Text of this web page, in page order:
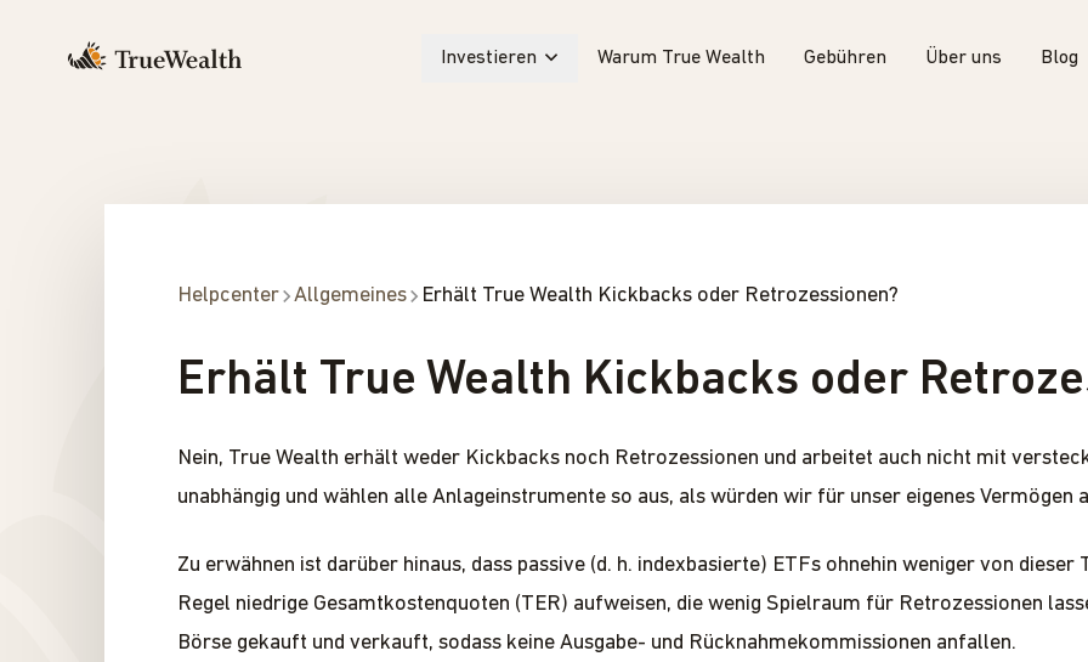
Investieren Warum True Wealth Gebühren Über uns Blog
Helpcenter Allgemeines Erhält True Wealth Kickbacks oder Retrozessionen?
Erhält True Wealth Kickbacks oder
Nein, True Wealth erhält weder Kickbacks noch Retrozessionen und arbeitet auch nicht mit
unabhängig und wählen alle Anlageinstrumente so aus, als würden wir für unser eigenes Vermögen
Zu erwähnen ist darüber hinaus, dass passive (d. h. indexbasierte) ETFs ohnehin weniger von
Regel niedrige Gesamtkostenquoten (TER) aufweisen, die wenig Spielraum für Retrozessionen
Börse gekauft und verkauft, sodass keine Ausgabe- und Rücknahmekommissionen anfallen.